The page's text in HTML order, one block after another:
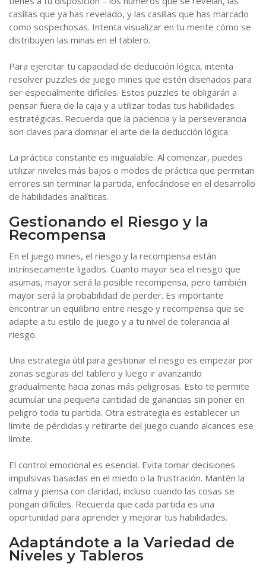
casillas que ya has revelado, y las casillas que has marcado
como sospechosas. Intenta visualizar en tu mente cómo se
distribuyen las minas en el tablero.
Para ejercitar tu capacidad de deducción lógica, intenta
resolver puzzles de juego mines que estén diseñados para
ser especialmente difíciles. Estos puzzles te obligarán a
pensar fuera de la caja y a utilizar todas tus habilidades
estratégicas. Recuerda que la paciencia y la perseverancia
son claves para dominar el arte de la deducción lógica.
La práctica constante es inigualable. Al comenzar, puedes
utilizar niveles más bajos o modos de práctica que permitan
errores sin terminar la partida, enfocándose en el desarrollo
de habilidades analíticas.
Gestionando el Riesgo y la
Recompensa
En el juego mines, el riesgo y la recompensa están
intrínsecamente ligados. Cuanto mayor sea el riesgo que
asumas, mayor será la posible recompensa, pero también
mayor será la probabilidad de perder. Es importante
encontrar un equilibrio entre riesgo y recompensa que se
adapte a tu estilo de juego y a tu nivel de tolerancia al
riesgo.
Una estrategia útil para gestionar el riesgo es empezar por
zonas seguras del tablero y luego ir avanzando
gradualmente hacia zonas más peligrosas. Esto te permite
acumular una pequeña cantidad de ganancias sin poner en
peligro toda tu partida. Otra estrategia es establecer un
límite de pérdidas y retirarte del juego cuando alcances ese
límite.
El control emocional es esencial. Evita tomar decisiones
impulsivas basadas en el miedo o la frustración. Mantén la
calma y piensa con claridad, incluso cuando las cosas se
pongan difíciles. Recuerda que cada partida es una
oportunidad para aprender y mejorar tus habilidades.
Adaptándote a la Variedad de
Niveles y Tableros